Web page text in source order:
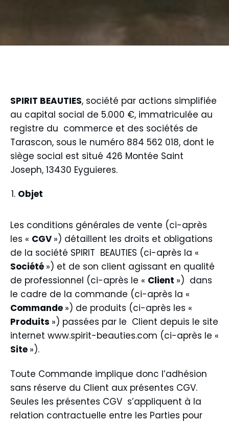
SPIRIT BEAUTIES, société par actions simplifiée
au capital social de 5.000 €, immatriculée au
registre du commerce et des sociétés de
Tarascon, sous le numéro 884 562 018, dont le
siège social est situé 426 Montée Saint
Joseph, 13430 Eyguieres.
Objet
Les conditions générales de vente (ci-après
les « CGV ») détaillent les droits et obligations
de la société SPIRIT BEAUTIES (ci-après la «
Société ») et de son client agissant en qualité
de professionnel (ci-après le « Client ») dans
le cadre de la commande (ci-après la «
Commande ») de produits (ci-après les «
Produits ») passées par le Client depuis le site
internet www.spirit-beauties.com (ci-après le «
Site »).
Toute Commande implique donc l’adhésion
sans réserve du Client aux présentes CGV.
Seules les présentes CGV s’appliquent à la
relation contractuelle entre les Parties pour